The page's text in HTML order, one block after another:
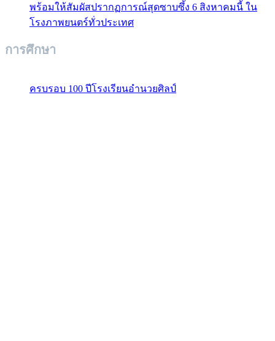
พร้อมให้สัมผัสปรากฏการณ์สุดซาบซึ้ง 6 สิงหาคมนี้ ใน
โรงภาพยนตร์ทั่วประเทศ
การศึกษา
ครบรอบ 100 ปีโรงเรียนอำนวยศิลป์